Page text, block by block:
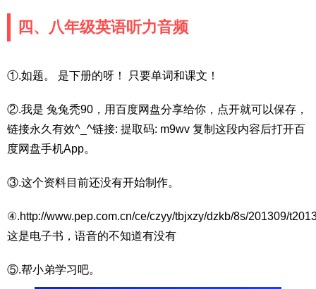
四、八年级英语听力音频
①.如题。 是下册的呀！ 只要单词和课文！
②.我是 兔兔秃90，用百度网盘分享给你，点开就可以保存，
链接永久有效^_^链接: 提取码: m9wv 复制这段内容后打开百
度网盘手机App。
③.这个资料目前还没有开始制作。
④.http://www.pep.com.cn/ce/czyy/tbjxzy/dzkb/8s/201309/
这是电子书，语音的不知道有没有
⑤.帮小弟学习吧。